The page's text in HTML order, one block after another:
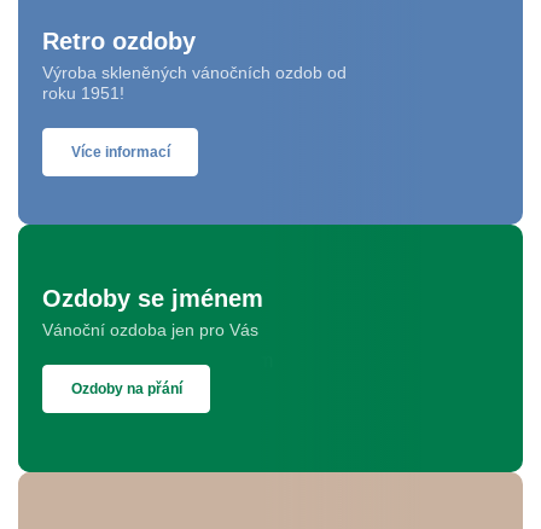
Retro ozdoby
Výroba skleněných vánočních ozdob od
roku 1951!
Více informací
Ozdoby se jménem
Vánoční ozdoba jen pro Vás
Ozdoby na přání